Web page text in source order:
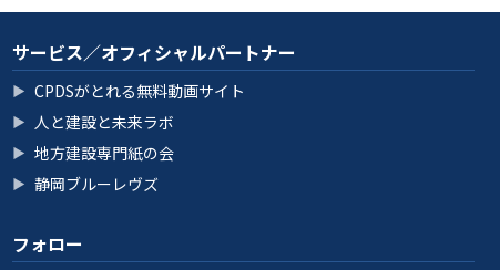
サービス／オフィシャルパートナー
▶ CPDSがとれる無料動画サイト
▶ 人と建設と未来ラボ
▶ 地方建設専門紙の会
▶ 静岡ブルーレヴズ
フォロー